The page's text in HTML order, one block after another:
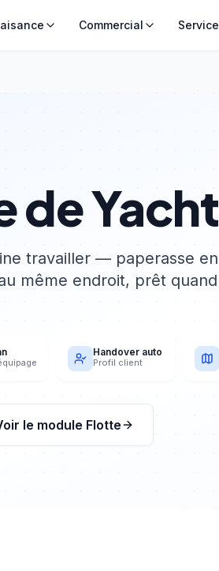
Commercial
de Yacht
travailler — paperasse
même endroit, prêt
Handover auto
Profil client
le module Flotte